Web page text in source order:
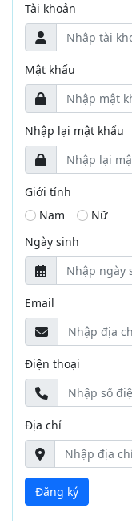
Tài khoản
Mật khẩu
Nhập lại mật khẩu
Giới tính
Nam
Nữ
Ngày sinh
Email
Điện thoại
Địa chỉ